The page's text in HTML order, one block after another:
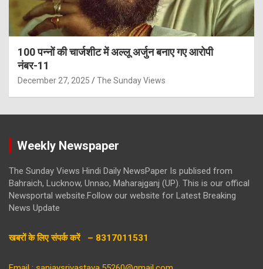
100 पन्नों की चार्जशीट में अल्लू अर्जुन बनाए गए आरोपी
नंबर-11
December 27, 2025 The Sunday Views
Weekly Newspaper
The Sunday Views Hindi Daily NewsPaper Is publised from
Bahraich, Lucknow, Unnao, Maharajganj (UP). This is our offical
Newsportal website.Follow our website for Latest Breaking
News Update
खबरों के लिए संपर्क करें – 8317011531